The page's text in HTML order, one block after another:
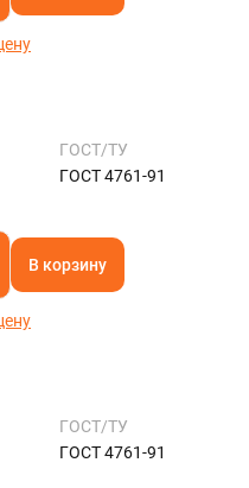
ГОСТ/ТУ
ГОСТ 4761-91
В корзину
ГОСТ/ТУ
ГОСТ 4761-91